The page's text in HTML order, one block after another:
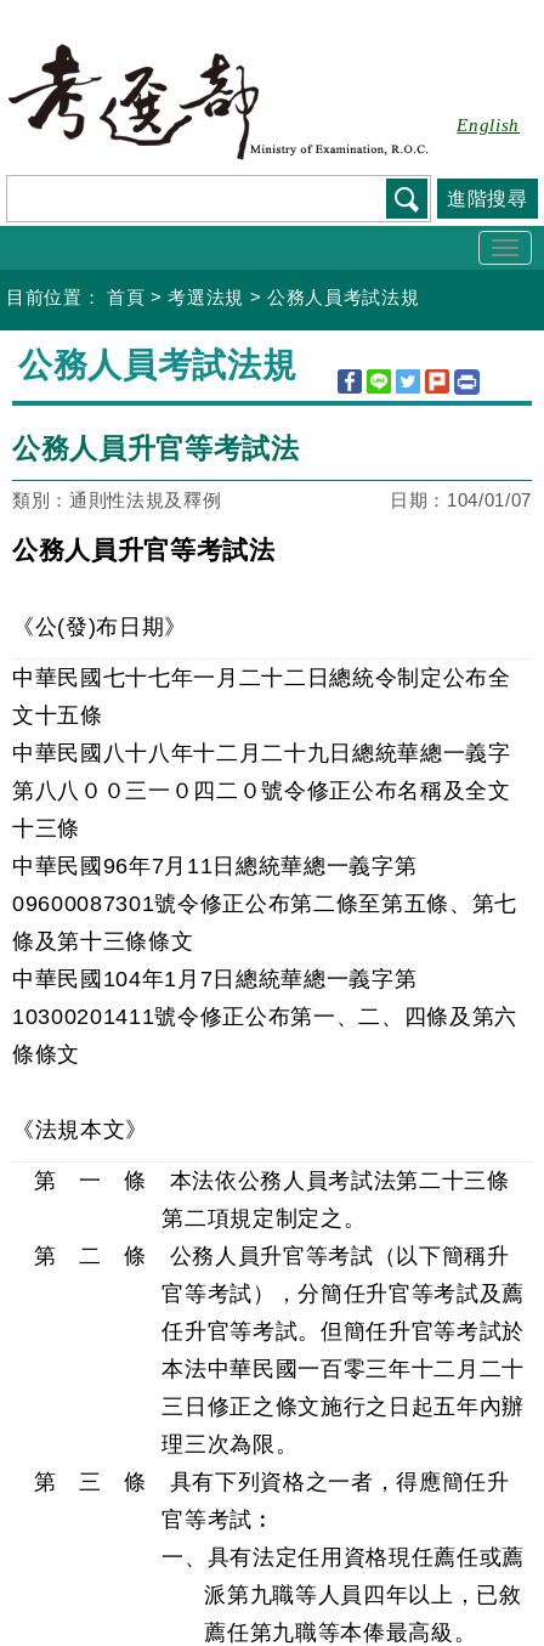
要
容
English
進階搜尋
目前位置： 首頁 >考選法規 >公務人員考試法規
:::
公務人員考試法規
公務人員升官等考試法
類別：通則性法規及釋例 日期： 104/01/07
公務人員升官等考試法
《公(發)布日期》
中華民國七十七年一月二十二日總統令制定公布全
文十五條
中華民國八十八年十二月二十九日總統華總一義字
第八八００三一０四二０號令修正公布名稱及全文
十三條
中華民國96年7月11日總統華總一義字第
09600087301號令修正公布第二條至第五條、第七
條及第十三條條文
中華民國104年1月7日總統華總一義字第
10300201411號令修正公布第一、二、四條及第六
條條文
《法規本文》
第 一 條 本法依公務人員考試法第二十三條
第二項規定制定之。
第 二 條 公務人員升官等考試（以下簡稱升
官等考試），分簡任升官等考試及薦
任升官等考試。但簡任升官等考試於
本法中華民國一百零三年十二月二十
三日修正之條文施行之日起五年內辦
理三次為限。
第 三 條 具有下列資格之一者，得應簡任升
官等考試︰
一、具有法定任用資格現任薦任或薦
派第九職等人員四年以上，已敘
薦任第九職等本俸最高級。